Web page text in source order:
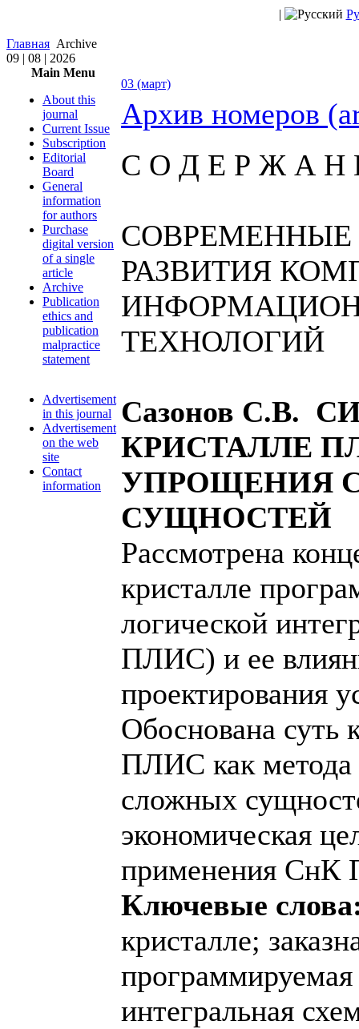
|
Главная Archive
09 | 08 | 2026
Main Menu
About this
journal
Current Issue
Subscription
Editorial
Board
General
information
for authors
Purchase
digital version
of a single
article
Archive
Publication
ethics and
publication
malpractice
statement
Advertisement
in this journal
Advertisement
on the web
site
Contact
information
03 (март)
Архив номеров
С О Д Е Р Ж А Н
РАЗВИТИЯ
ТЕХНОЛОГИЙ
Сазонов С.В.
КРИСТАЛЛЕ
УПРОЩЕНИЯ
СУЩНОСТЕЙ
Рассмотрена
кристалле
логической
ПЛИС) и ее
проектирования
Обоснована суть
ПЛИС как
сложных
экономическая
применения
Ключевые
кристалле;
программируемая
интегральная